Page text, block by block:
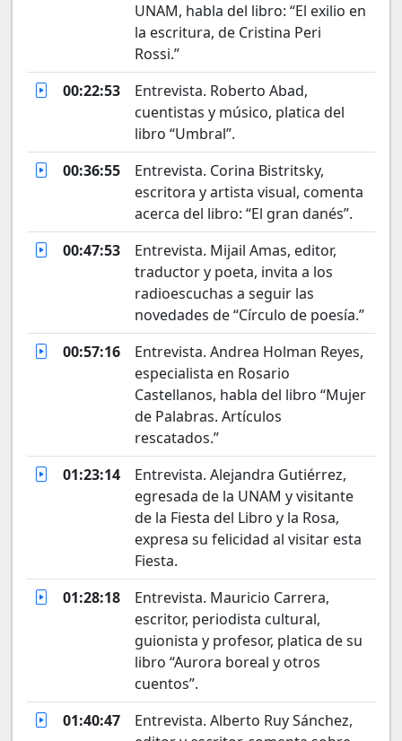
UNAM, habla del libro: “El exilio en
la escritura, de Cristina Peri
Rossi.”
00:22:53
Entrevista. Roberto Abad,
cuentistas y músico, platica del
libro “Umbral”.
00:36:55
Entrevista. Corina Bistritsky,
escritora y artista visual, comenta
acerca del libro: “El gran danés”.
00:47:53
Entrevista. Mijail Amas, editor,
traductor y poeta, invita a los
radioescuchas a seguir las
novedades de “Círculo de poesía.”
00:57:16
Entrevista. Andrea Holman Reyes,
especialista en Rosario
Castellanos, habla del libro “Mujer
de Palabras. Artículos
rescatados.”
01:23:14
Entrevista. Alejandra Gutiérrez,
egresada de la UNAM y visitante
de la Fiesta del Libro y la Rosa,
expresa su felicidad al visitar esta
Fiesta.
01:28:18
Entrevista. Mauricio Carrera,
escritor, periodista cultural,
guionista y profesor, platica de su
libro “Aurora boreal y otros
cuentos”.
01:40:47
Entrevista. Alberto Ruy Sánchez,